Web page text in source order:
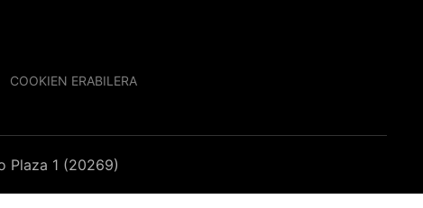
COOKIEN ERABILERA
Plaza 1 (20269)